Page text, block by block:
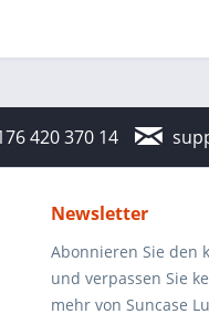
420 370 14
Newsletter
Abonnieren Sie den
und verpassen Sie
mehr von Suncase